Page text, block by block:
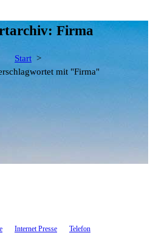
Firma
Start >
mit "Firma"
Internet Presse
Telefon